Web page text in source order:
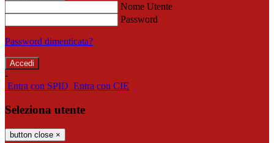
Nome Utente
Password
Password dimenticata?
-
Entra con SPID Entra con CIE
Seleziona utente
button close ×